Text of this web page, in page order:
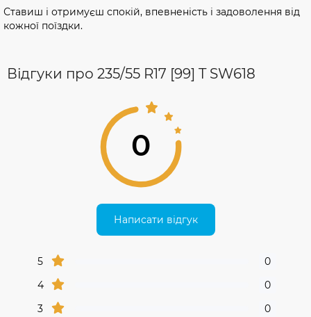
Ставиш і отримуєш спокій, впевненість і задоволення від
кожної поїздки.
Відгуки про 235/55 R17 [99] T SW618
0
Написати відгук
5
0
4
0
3
0